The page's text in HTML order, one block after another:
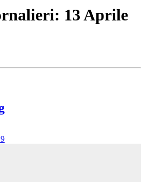
13 Aprile